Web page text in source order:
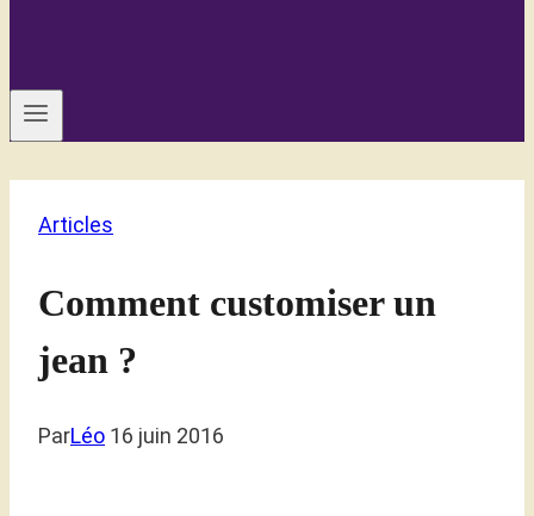
Articles
Comment customiser un
jean ?
ParLéo 16 juin 2016